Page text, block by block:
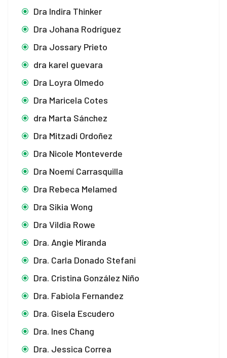
Dra Indira Thinker
Dra Johana Rodríguez
Dra Jossary Prieto
dra karel guevara
Dra Loyra Olmedo
Dra Maricela Cotes
dra Marta Sánchez
Dra Mitzadi Ordoñez
Dra Nicole Monteverde
Dra Noemí Carrasquilla
Dra Rebeca Melamed
Dra Sikia Wong
Dra Vildia Rowe
Dra. Angie Miranda
Dra. Carla Donado Stefani
Dra. Cristina González Niño
Dra. Fabiola Fernandez
Dra. Gisela Escudero
Dra. Ines Chang
Dra. Jessica Correa